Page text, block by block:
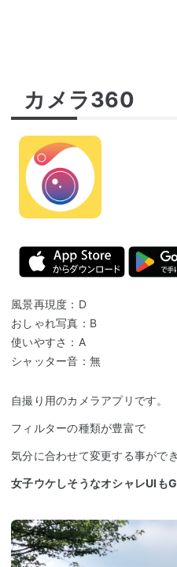
カメラ360
風景再現度：D
おしゃれ写真：B
使いやすさ：A
シャッター音：無
自撮り用のカメラアプリです。
フィルターの種類が豊富で
気分に合わせて変更する事ができ
女子ウケしそうなオシャレUIも